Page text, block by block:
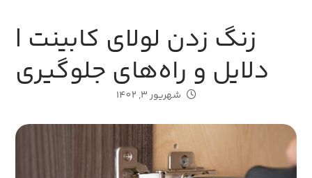
زنگ زدن لولای کابینت |
دلایل و راه‌های جلوگیری
شهریور 3, 1402